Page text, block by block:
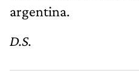
argentina.
D.S.